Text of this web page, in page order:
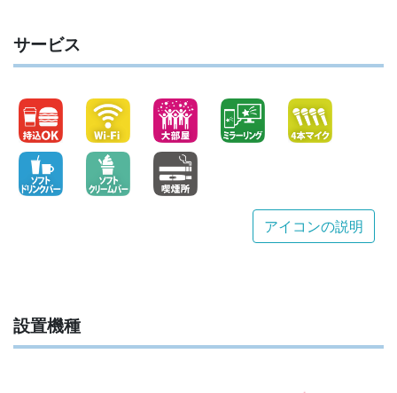
サービス
アイコンの説明
設置機種